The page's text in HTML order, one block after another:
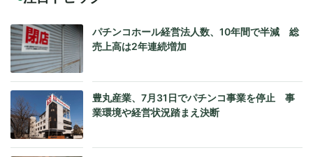
パチンコホール経営法人数、10年間で半減 総
売上高は2年連続増加
豊丸産業、7月31日でパチンコ事業を停止 事
業環境や経営状況踏まえ決断